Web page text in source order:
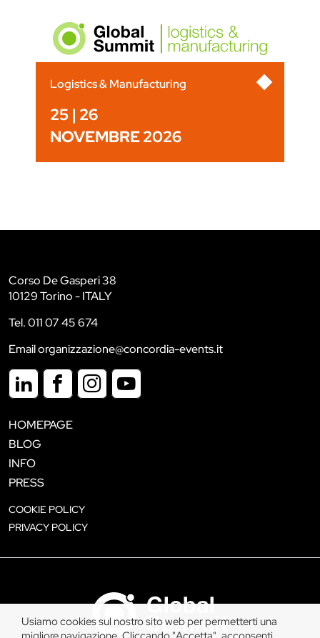
Logistics & Manufacturing
25 | 26
NOVEMBRE 2026
Corso De Gasperi 38
10129 Torino - ITALY
Tel. 011 07 45 674
Email organizzazione@concordia-events.it
HOMEPAGE
BLOG
INFO
PRESS
COOKIE POLICY
PRIVACY POLICY
Usiamo cookies sul nostro sito web per permetterti una